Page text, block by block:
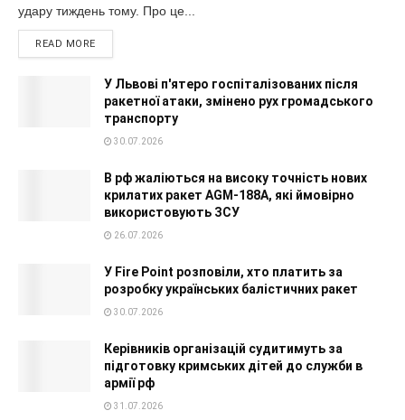
удару тиждень тому. Про це...
READ MORE
У Львові п'ятеро госпіталізованих після
ракетної атаки, змінено рух громадського
транспорту
30.07.2026
В рф жаліються на високу точність нових
крилатих ракет AGM-188A, які ймовірно
використовують ЗСУ
26.07.2026
У Fire Point розповіли, хто платить за
розробку українських балістичних ракет
30.07.2026
Керівників організацій судитимуть за
підготовку кримських дітей до служби в
армії рф
31.07.2026